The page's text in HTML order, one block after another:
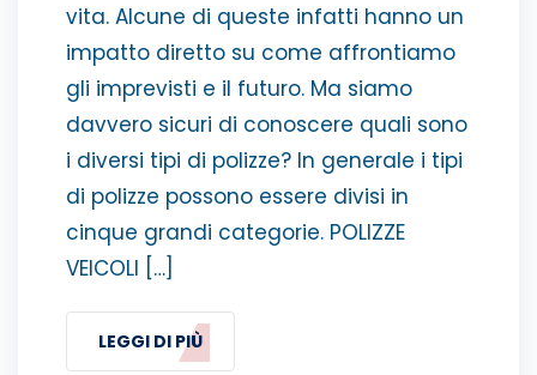
vita. Alcune di queste infatti hanno un
impatto diretto su come affrontiamo
gli imprevisti e il futuro. Ma siamo
davvero sicuri di conoscere quali sono
i diversi tipi di polizze? In generale i tipi
di polizze possono essere divisi in
cinque grandi categorie. POLIZZE
VEICOLI […]
LEGGI DI PIÙ